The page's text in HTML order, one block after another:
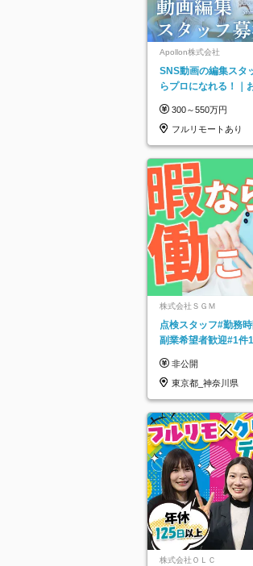
Apollon株式会社
SNS動画の編集スタ
らプロになれる！｜
300～550万円
フルリモートあり
株式会社ＳＧＭ
点検スタッフ#勤務
副業希望者歓迎#1件
非公開
東京都_神奈川県
株式会社ＯＬＣ